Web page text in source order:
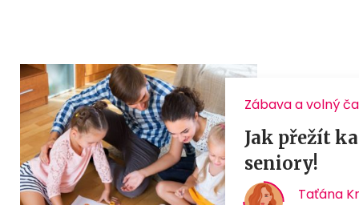
Zábava a volný
Jak přežít
seniory!
Taťána